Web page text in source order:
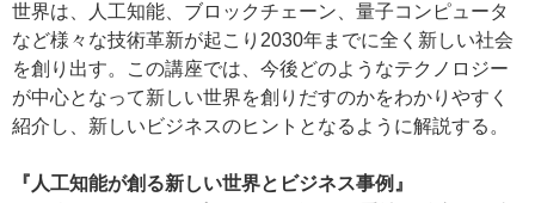
世界は、人工知能、ブロックチェーン、量子コンピュータ
など様々な技術革新が起こり2030年までに全く新しい社会
を創り出す。この講座では、今後どのようなテクノロジー
が中心となって新しい世界を創りだすのかをわかりやすく
紹介し、新しいビジネスのヒントとなるように解説する。
『人工知能が創る新しい世界とビジネス事例』